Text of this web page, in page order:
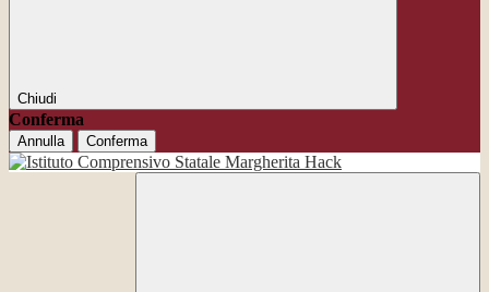
Chiudi
Conferma
Annulla Conferma